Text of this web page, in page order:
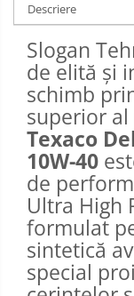
Descriere
Slogan
de elită și
schimb
superior
Texaco
10W-40
de
Ultra High
formulat
sintetică
special